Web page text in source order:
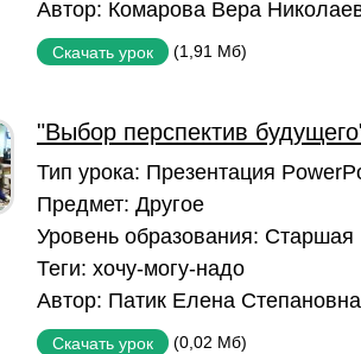
Автор: Комарова Вера
Скачать урок (1,91 Мб)
"Выбор перспектив
Тип урока: Презентация
Предмет: Другое
Уровень образования: Старшая
Теги: хочу-могу-надо
Автор: Патик Елена Степановна
Скачать урок (0,02 Мб)